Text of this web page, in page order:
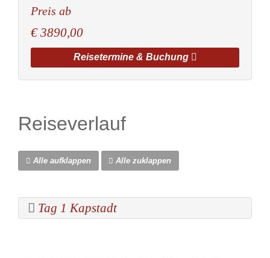
Preis ab
€3890,00
Reisetermine & Buchung
Reiseverlauf
Alle aufklappen Alle zuklappen
Tag 1 Kapstadt